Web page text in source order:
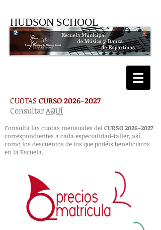
HUDSON SCHOOL
CUOTAS CURSO 2026-2027
Consultar AQUÍ
Consulta las cuotas mensuales del CURSO2026-2027
correspondientes a cada especialidad-taller, así
como los descuentos de los que podéis beneficiaros
en la Escuela.